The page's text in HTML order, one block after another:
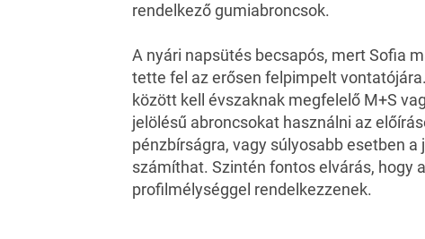
rendelkező gumiabroncsok.
A nyári napsütés becsapós, mert Sofia
tette fel az erősen felpimpelt
között kell évszaknak megfelelő M+S
jelölésű abroncsokat használni az
pénzbírságra, vagy súlyosabb esetben
számíthat. Szintén fontos elvárás, hogy
profilmélységgel rendelkezzenek.